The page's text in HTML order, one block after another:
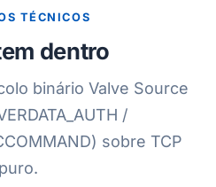
TÉCNICOS
dentro
binário Valve Source
/
sobre TCP
puro.